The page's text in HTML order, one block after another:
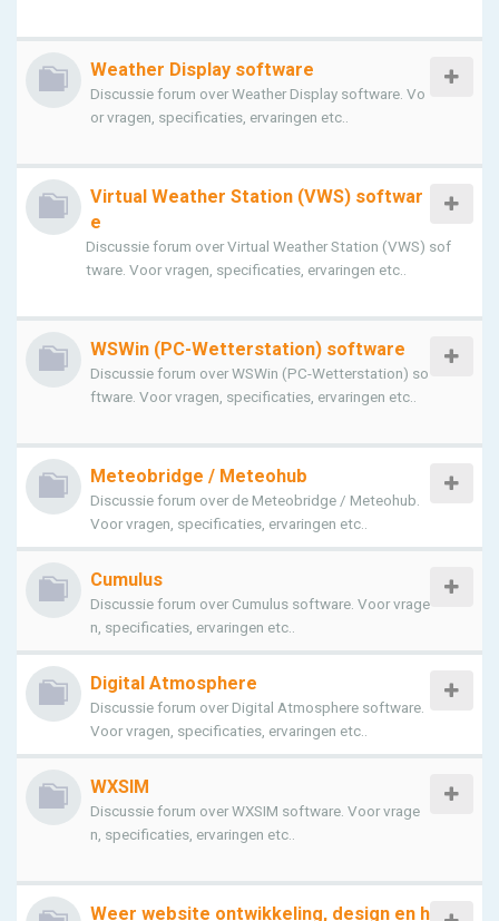
Weather Display software
Discussie forum over Weather Display software. Vo
or vragen, specificaties, ervaringen etc..
Virtual Weather Station (VWS) softwar
e
Discussie forum over Virtual Weather Station (VWS) sof
tware. Voor vragen, specificaties, ervaringen etc..
WSWin (PC-Wetterstation) software
Discussie forum over WSWin (PC-Wetterstation) so
ftware. Voor vragen, specificaties, ervaringen etc..
Meteobridge / Meteohub
Discussie forum over de Meteobridge / Meteohub.
Voor vragen, specificaties, ervaringen etc..
Cumulus
Discussie forum over Cumulus software. Voor vrage
n, specificaties, ervaringen etc..
Digital Atmosphere
Discussie forum over Digital Atmosphere software.
Voor vragen, specificaties, ervaringen etc..
WXSIM
Discussie forum over WXSIM software. Voor vrage
n, specificaties, ervaringen etc..
Weer website ontwikkeling, design en h